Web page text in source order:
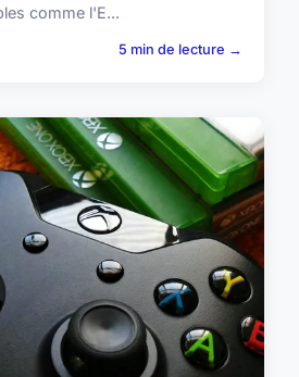
comme l'E...
5 min de lecture →